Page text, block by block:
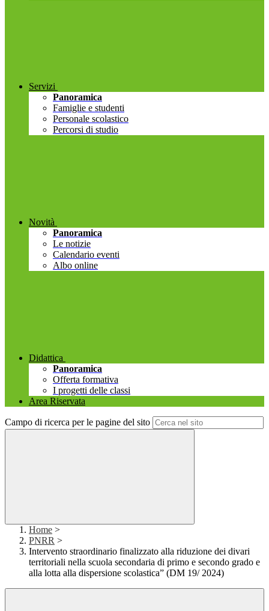
Servizi
Panoramica
Famiglie e studenti
Personale scolastico
Percorsi di studio
Novità
Panoramica
Le notizie
Calendario eventi
Albo online
Didattica
Panoramica
Offerta formativa
I progetti delle classi
Area Riservata
Campo di ricerca per le pagine del sito
Home >
PNRR >
Intervento straordinario finalizzato alla riduzione dei divari
territoriali nella scuola secondaria di primo e secondo grado e
alla lotta alla dispersione scolastica” (DM 19/ 2024)